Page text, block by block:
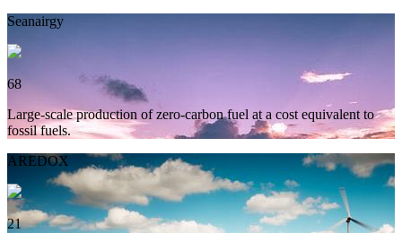
Seanairgy
68
Large-scale production of zero-carbon fuel at a cost equivalent to
fossil fuels.
AREDOX
21